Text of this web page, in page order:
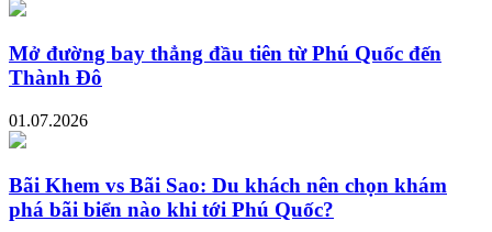
Mở đường bay thẳng đầu tiên từ Phú Quốc đến
Thành Đô
01.07.2026
Bãi Khem vs Bãi Sao: Du khách nên chọn khám
phá bãi biển nào khi tới Phú Quốc?